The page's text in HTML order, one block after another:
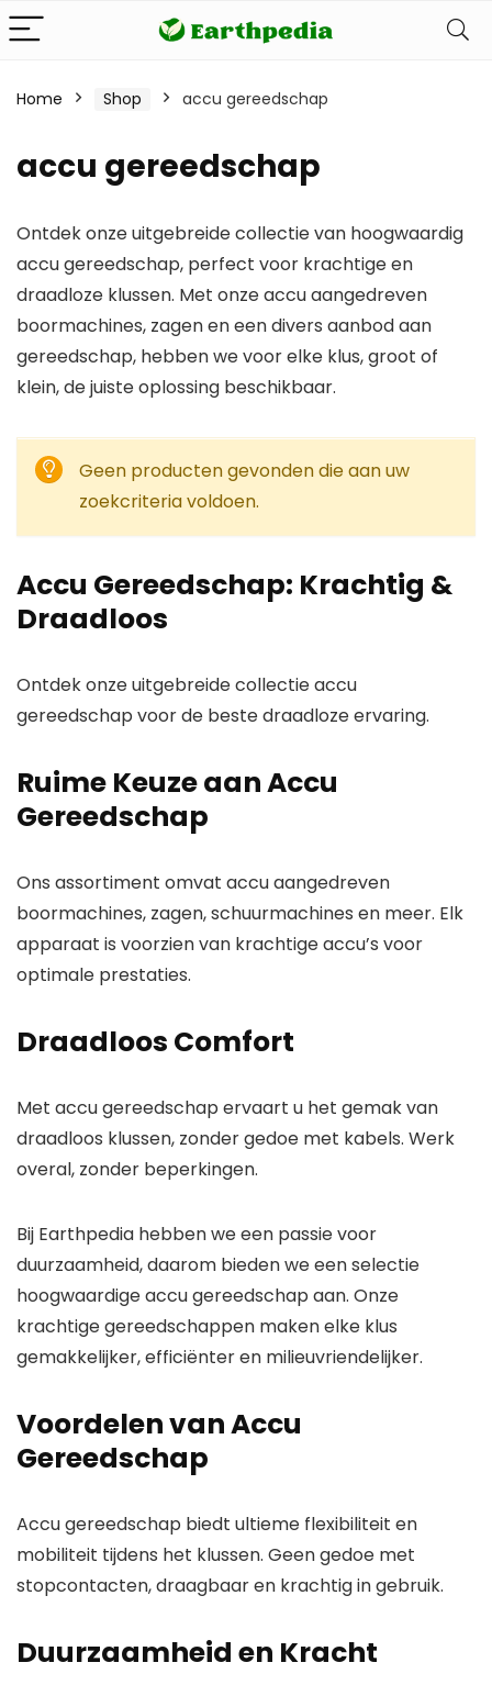
Home Shop accu gereedschap
accu gereedschap
Ontdek onze uitgebreide collectie van hoogwaardig
accu gereedschap, perfect voor krachtige en
draadloze klussen. Met onze accu aangedreven
boormachines, zagen en een divers aanbod aan
gereedschap, hebben we voor elke klus, groot of
klein, de juiste oplossing beschikbaar.
Geen producten gevonden die aan uw
zoekcriteria voldoen.
Accu Gereedschap: Krachtig &
Draadloos
Ontdek onze uitgebreide collectie accu
gereedschap voor de beste draadloze ervaring.
Ruime Keuze aan Accu
Gereedschap
Ons assortiment omvat accu aangedreven
boormachines, zagen, schuurmachines en meer. Elk
apparaat is voorzien van krachtige accu’s voor
optimale prestaties.
Draadloos Comfort
Met accu gereedschap ervaart u het gemak van
draadloos klussen, zonder gedoe met kabels. Werk
overal, zonder beperkingen.
Bij Earthpedia hebben we een passie voor
duurzaamheid, daarom bieden we een selectie
hoogwaardige accu gereedschap aan. Onze
krachtige gereedschappen maken elke klus
gemakkelijker, efficiënter en milieuvriendelijker.
Voordelen van Accu
Gereedschap
Accu gereedschap biedt ultieme flexibiliteit en
mobiliteit tijdens het klussen. Geen gedoe met
stopcontacten, draagbaar en krachtig in gebruik.
Duurzaamheid en Kracht